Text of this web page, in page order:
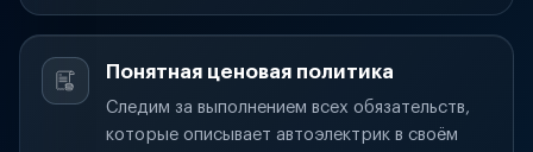
Понятная ценовая политика
Следим за выполнением всех обязательств,
которые описывает автоэлектрик в своём